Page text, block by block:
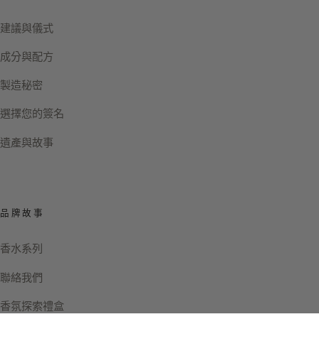
建議與儀式
成分與配方
製造秘密
選擇您的簽名
遺產與故事
品牌故事
香水系列
聯絡我們
香氛探索禮盒